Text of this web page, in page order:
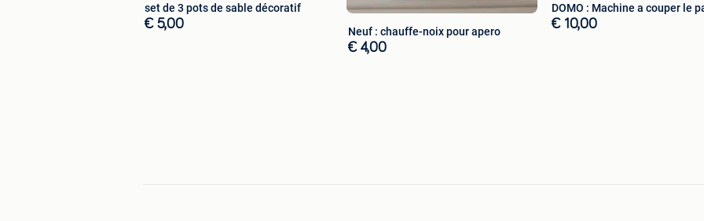
set de 3 pots de sable décoratif
€ 5,00 Neuf : chauffe-noix pour apero
€ 4,00
DOMO : Machine a couper le
€ 10,00